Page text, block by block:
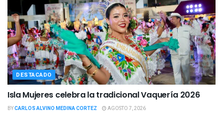
DESTACADO
Isla Mujeres celebra la tradicional Vaquería 2026
BYCARLOS ALVINO MEDINA CORTEZ AGOSTO 7, 2026